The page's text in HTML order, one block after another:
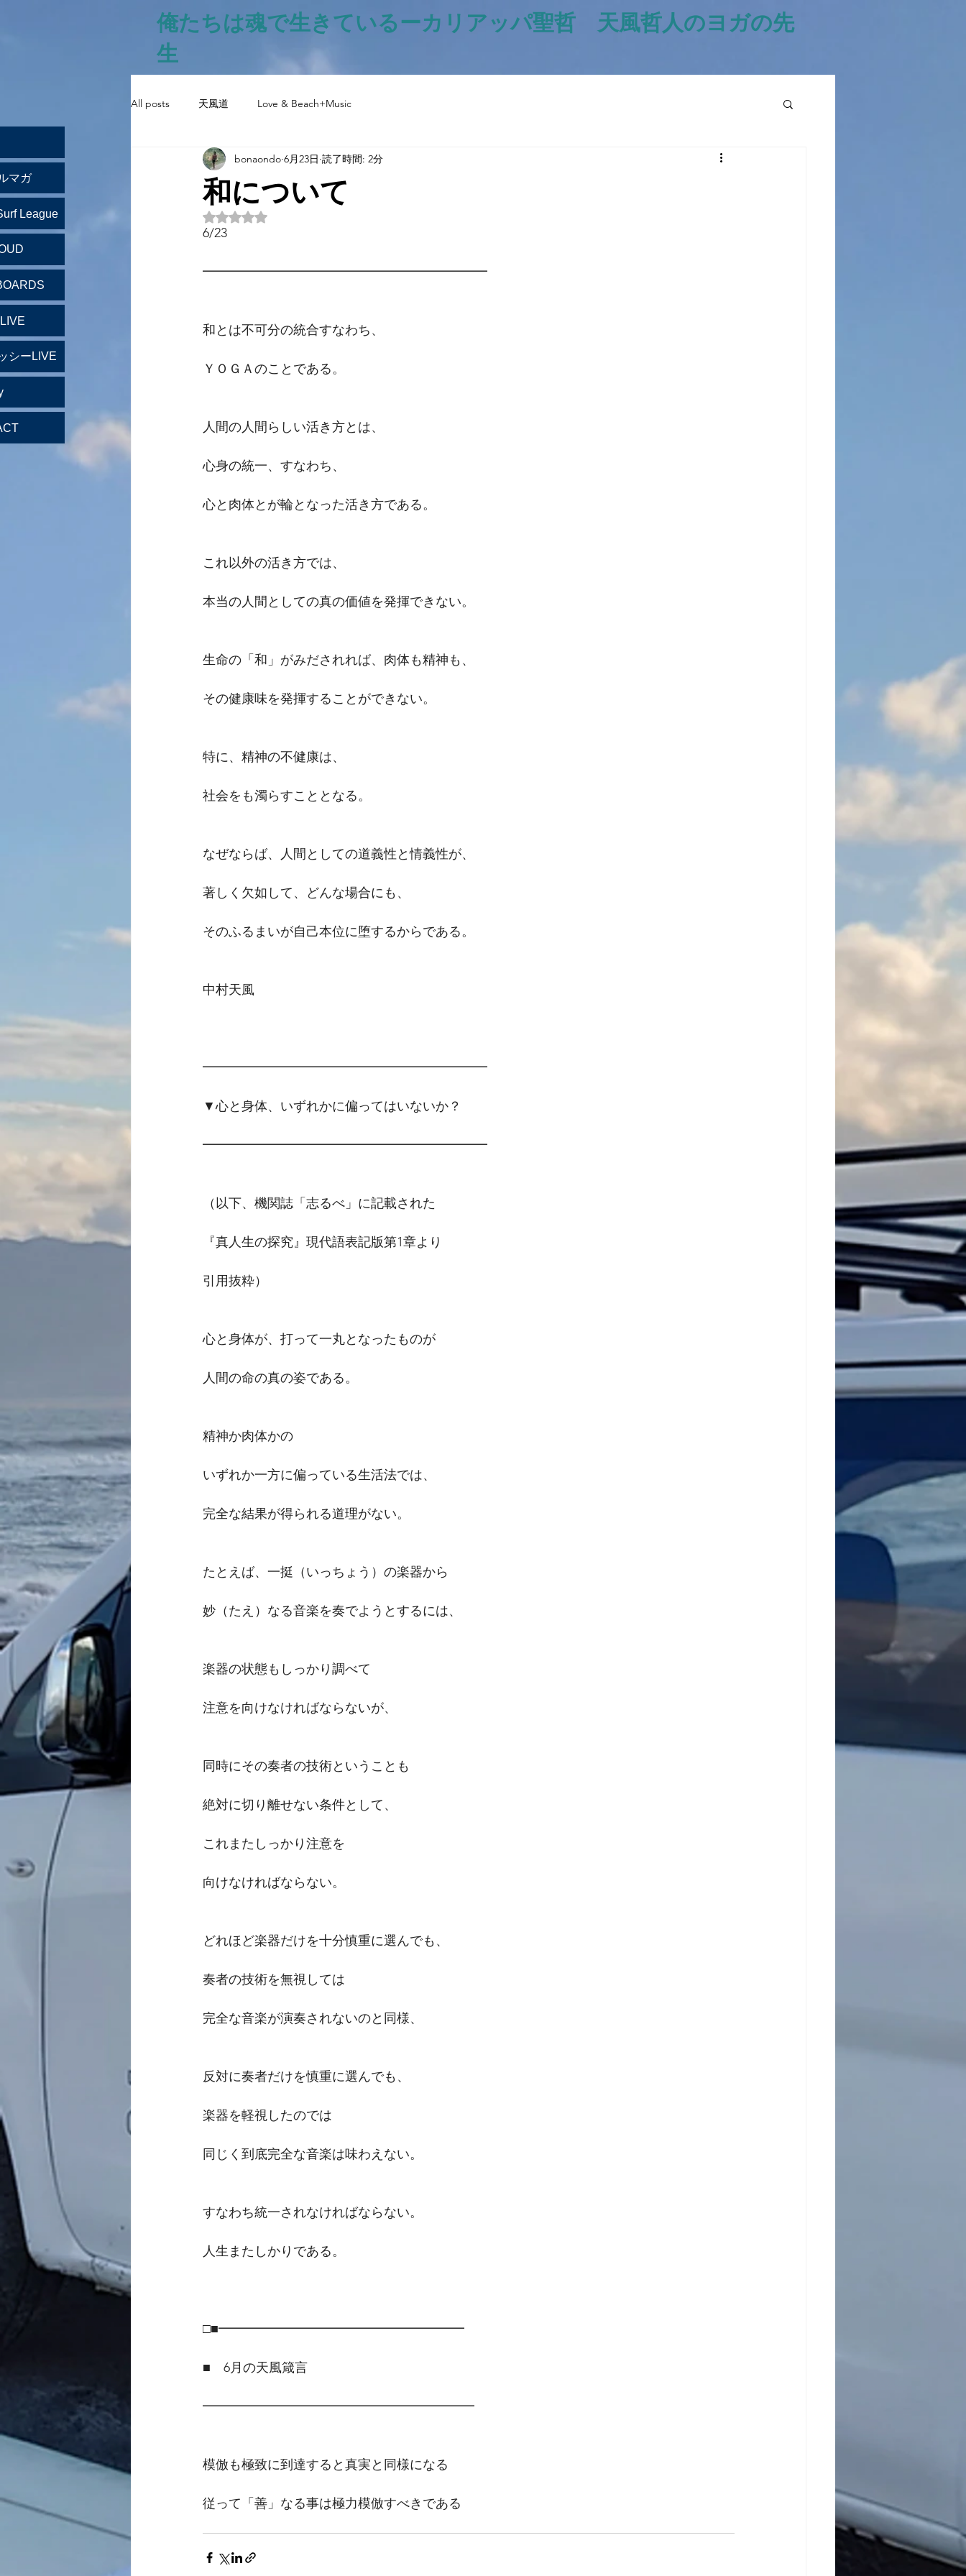
俺たちは魂で生きているー​カリアッパ聖哲 天風哲人のヨガの先
生
All posts 天風道 Love & Beach+Music
和について
bonaondo 6月23日 読了時間: 2分
5つ星のうちNaNと評価されています。
6/23
━━━━━━━━━━━━━━━━━━━━━━
和とは不可分の統合すなわち、
ＹＯＧＡのことである。
人間の人間らしい活き方とは、
心身の統一、すなわち、
心と肉体とが輪となった活き方である。
これ以外の活き方では、
本当の人間としての真の価値を発揮できない。
生命の「和」がみだされれば、肉体も精神も、
その健康味を発揮することができない。
特に、精神の不健康は、
社会をも濁らすこととなる。
なぜならば、人間としての道義性と情義性が、
著しく欠如して、どんな場合にも、
そのふるまいが自己本位に堕するからである。
中村天風
━━━━━━━━━━━━━━━━━━━━━━
▼心と身体、いずれかに偏ってはいないか？
━━━━━━━━━━━━━━━━━━━━━━
（以下、機関誌「志るべ」に記載された
『真人生の探究』現代語表記版第1章より
引用抜粋）
心と身体が、打って一丸となったものが
人間の命の真の姿である。
精神か肉体かの
いずれか一方に偏っている生活法では、
完全な結果が得られる道理がない。
たとえば、一挺（いっちょう）の楽器から
妙（たえ）なる音楽を奏でようとするには、
楽器の状態もしっかり調べて
注意を向けなければならないが、
同時にその奏者の技術ということも
絶対に切り離せない条件として、
これまたしっかり注意を
向けなければならない。
どれほど楽器だけを十分慎重に選んでも、
奏者の技術を無視しては
完全な音楽が演奏されないのと同様、
反対に奏者だけを慎重に選んでも、
楽器を軽視したのでは
同じく到底完全な音楽は味わえない。
すなわち統一されなければならない。
人生またしかりである。
□■━━━━━━━━━━━━━━━━━━━
■　6月の天風箴言
━━━━━━━━━━━━━━━━━━━━━
模倣も極致に到達すると真実と同様になる
従って「善」なる事は極力模倣すべきである
マガ
League
シーLIVE